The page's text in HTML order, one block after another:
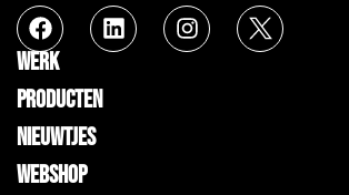
WERK
PRODUCTEN
NIEUWTJES
WEBSHOP